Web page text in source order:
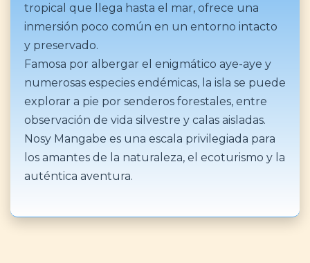
tropical que llega hasta el mar, ofrece una
inmersión poco común en un entorno intacto
y preservado.
Famosa por albergar el enigmático aye-aye y
numerosas especies endémicas, la isla se puede
explorar a pie por senderos forestales, entre
observación de vida silvestre y calas aisladas.
Nosy Mangabe es una escala privilegiada para
los amantes de la naturaleza, el ecoturismo y la
auténtica aventura.